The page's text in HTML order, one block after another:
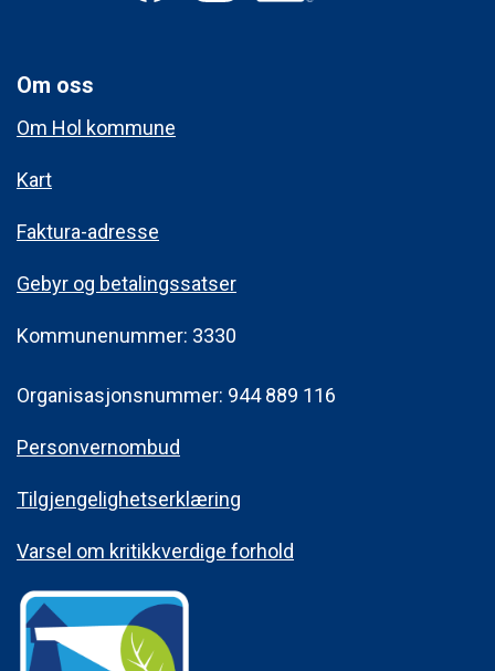
Om oss
Om Hol kommune
Kart
Faktura-adresse
Gebyr og betalingssatser
Kommunenummer: 3330
Organisasjonsnummer: 944 889 116
Personvernombud
Tilgjengelighetserklæring
Varsel om kritikkverdige forhold